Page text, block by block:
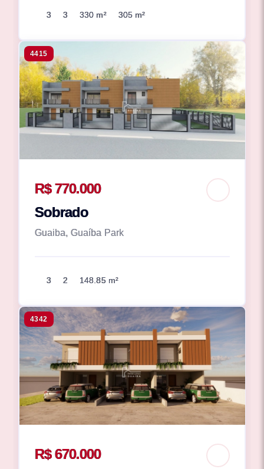
3 3 330 m² 305 m²
4415
R$ 770.000
Sobrado
Guaiba, Guaíba Park
3 2 148.85 m²
4342
R$ 670.000